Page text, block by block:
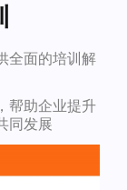
全面的培训解
帮助企业提升
同发展